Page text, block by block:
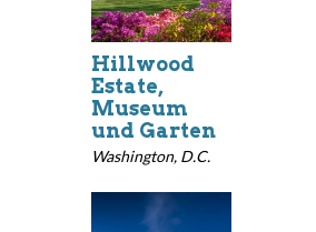
Hillwood
Estate,
Museum
und Garten
Washington, D.C.